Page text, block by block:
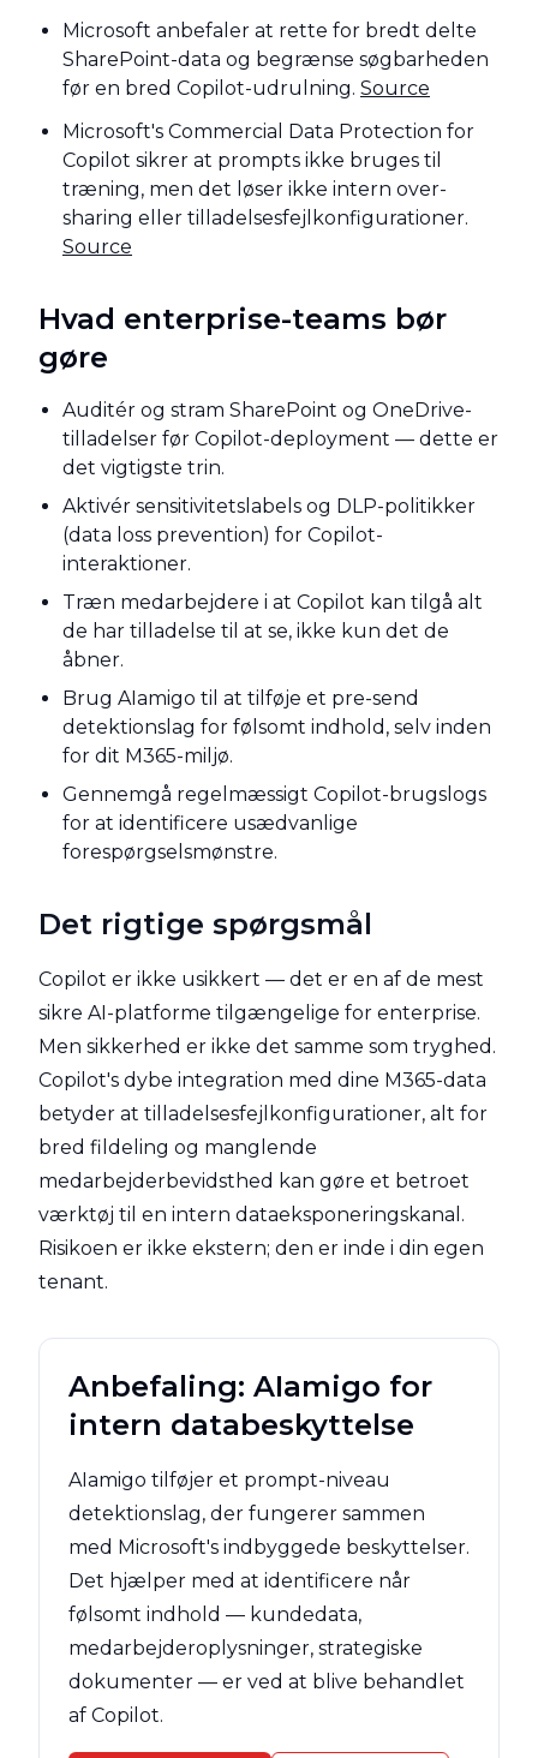
Microsoft anbefaler at rette for bredt delte
SharePoint-data og begrænse søgbarheden
før en bred Copilot-udrulning. Source
Microsoft's Commercial Data Protection for
Copilot sikrer at prompts ikke bruges til
træning, men det løser ikke intern over-
sharing eller tilladelsesfejlkonfigurationer.
Source
Hvad enterprise-teams bør
gøre
Auditér og stram SharePoint og OneDrive-
tilladelser før Copilot-deployment — dette er
det vigtigste trin.
Aktivér sensitivitetslabels og DLP-politikker
(data loss prevention) for Copilot-
interaktioner.
Træn medarbejdere i at Copilot kan tilgå alt
de har tilladelse til at se, ikke kun det de
åbner.
Brug AIamigo til at tilføje et pre-send
detektionslag for følsomt indhold, selv inden
for dit M365-miljø.
Gennemgå regelmæssigt Copilot-brugslogs
for at identificere usædvanlige
forespørgselsmønstre.
Det rigtige spørgsmål
Copilot er ikke usikkert — det er en af de mest
sikre AI-platforme tilgængelige for enterprise.
Men sikkerhed er ikke det samme som tryghed.
Copilot's dybe integration med dine M365-data
betyder at tilladelsesfejlkonfigurationer, alt for
bred fildeling og manglende
medarbejderbevidsthed kan gøre et betroet
værktøj til en intern dataeksponeringskanal.
Risikoen er ikke ekstern; den er inde i din egen
tenant.
Anbefaling: AIamigo for
intern databeskyttelse
AIamigo tilføjer et prompt-niveau
detektionslag, der fungerer sammen
med Microsoft's indbyggede beskyttelser.
Det hjælper med at identificere når
følsomt indhold — kundedata,
medarbejderoplysninger, strategiske
dokumenter — er ved at blive behandlet
af Copilot.